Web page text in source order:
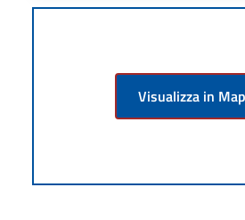
Visualizza in